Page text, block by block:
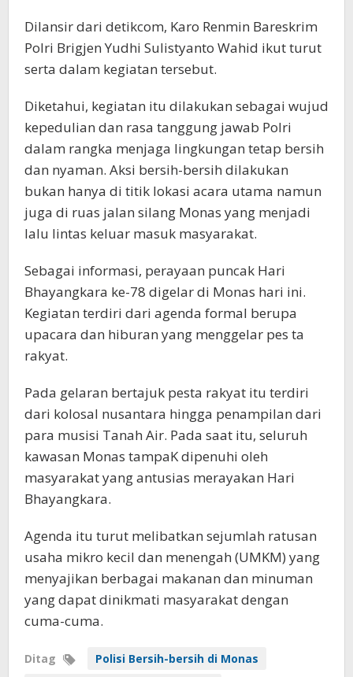
Dilansir dari detikcom, Karo Renmin Bareskrim
Polri Brigjen Yudhi Sulistyanto Wahid ikut turut
serta dalam kegiatan tersebut.
Diketahui, kegiatan itu dilakukan sebagai wujud
kepedulian dan rasa tanggung jawab Polri
dalam rangka menjaga lingkungan tetap bersih
dan nyaman. Aksi bersih-bersih dilakukan
bukan hanya di titik lokasi acara utama namun
juga di ruas jalan silang Monas yang menjadi
lalu lintas keluar masuk masyarakat.
Sebagai informasi, perayaan puncak Hari
Bhayangkara ke-78 digelar di Monas hari ini.
Kegiatan terdiri dari agenda formal berupa
upacara dan hiburan yang menggelar pes ta
rakyat.
Pada gelaran bertajuk pesta rakyat itu terdiri
dari kolosal nusantara hingga penampilan dari
para musisi Tanah Air. Pada saat itu, seluruh
kawasan Monas tampaK dipenuhi oleh
masyarakat yang antusias merayakan Hari
Bhayangkara.
Agenda itu turut melibatkan sejumlah ratusan
usaha mikro kecil dan menengah (UMKM) yang
menyajikan berbagai makanan dan minuman
yang dapat dinikmati masyarakat dengan
cuma-cuma.
Ditag
Polisi Bersih-bersih di Monas